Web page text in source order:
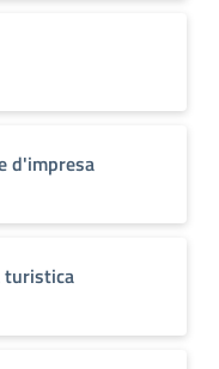
d'impresa
turistica